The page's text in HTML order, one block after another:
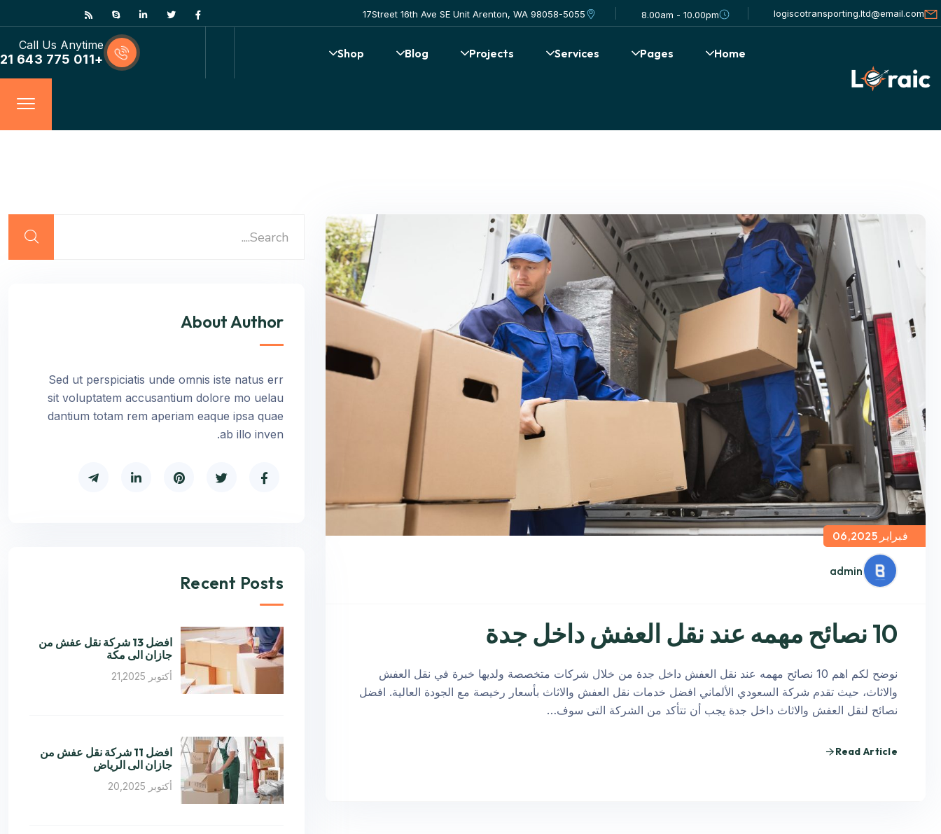
logiscotransporting.ltd@email.com
8.00am - 10.00pm
17Street 16th Ave SE Unit Arenton, WA 98058-5055
Home
Pages
Services
Projects
Blog
Shop
Call Us Anytime
+011 775 643 21
admin
فبراير 06,2025
10 نصائح مهمه عند نقل العفش داخل جدة
نوضح لكم اهم 10 نصائح مهمه عند نقل العفش داخل جدة من خلال شركات متخصصة ولديها خبرة في نقل العفش
والاثاث، حيث تقدم شركة السعودي الألماني افضل خدمات نقل العفش والاثاث بأسعار رخيصة مع الجودة العالية. افضل
نصائح لنقل العفش والاثاث داخل جدة يجب أن تتأكد من الشركة التى سوف…
Read Article
About Author
Sed ut perspiciatis unde omnis iste natus err
sit voluptatem accusantium dolore mo uelau
dantium totam rem aperiam eaque ipsa quae
ab illo inven.
Recent Posts
افضل 13 شركة نقل عفش من
جازان الى مكة
أكتوبر 21,2025
افضل 11 شركة نقل عفش من
جازان الى الرياض
أكتوبر 20,2025